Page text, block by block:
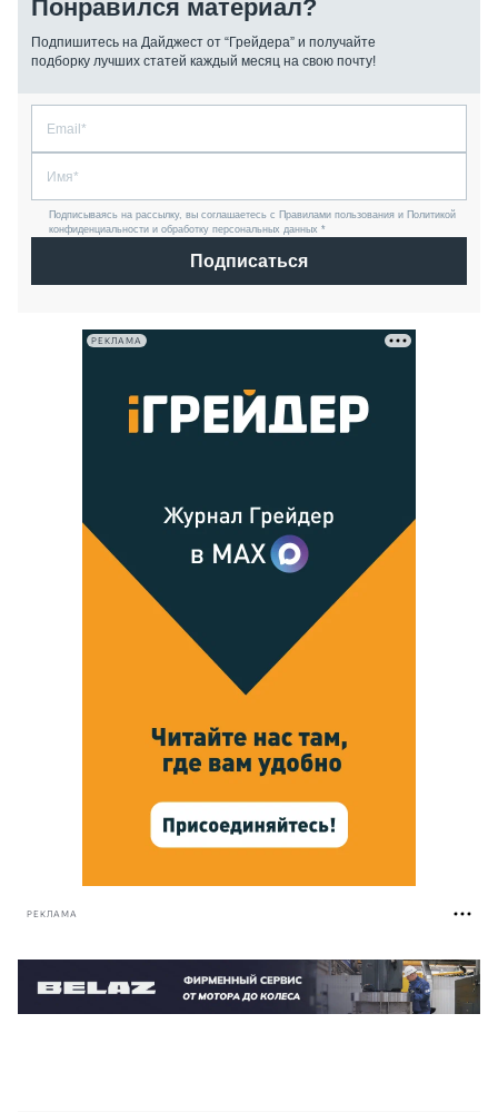
Понравился материал?
Подпишитесь на Дайджест от “Грейдера” и получайте
подборку лучших статей каждый месяц на свою почту!
Подписываясь на рассылку, вы соглашаетесь с Правилами пользования и Политикой
конфиденциальности и обработку персональных данных *
Подписаться
РЕКЛАМА
РЕКЛАМА